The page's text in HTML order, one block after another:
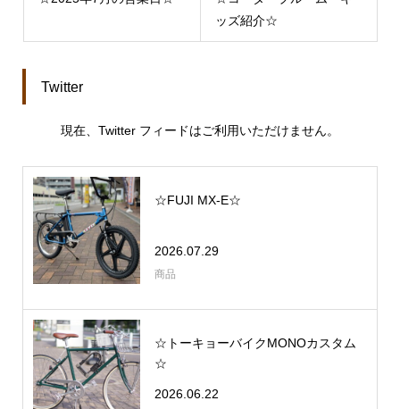
ッズ紹介☆
Twitter
現在、Twitter フィードはご利用いただけません。
☆FUJI MX-E☆
2026.07.29
商品
☆トーキョーバイクMONOカスタム
☆
2026.06.22